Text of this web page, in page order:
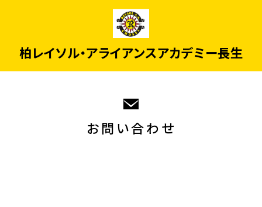
柏レイソル・アライアンスアカデミー長生
お問い合わせ